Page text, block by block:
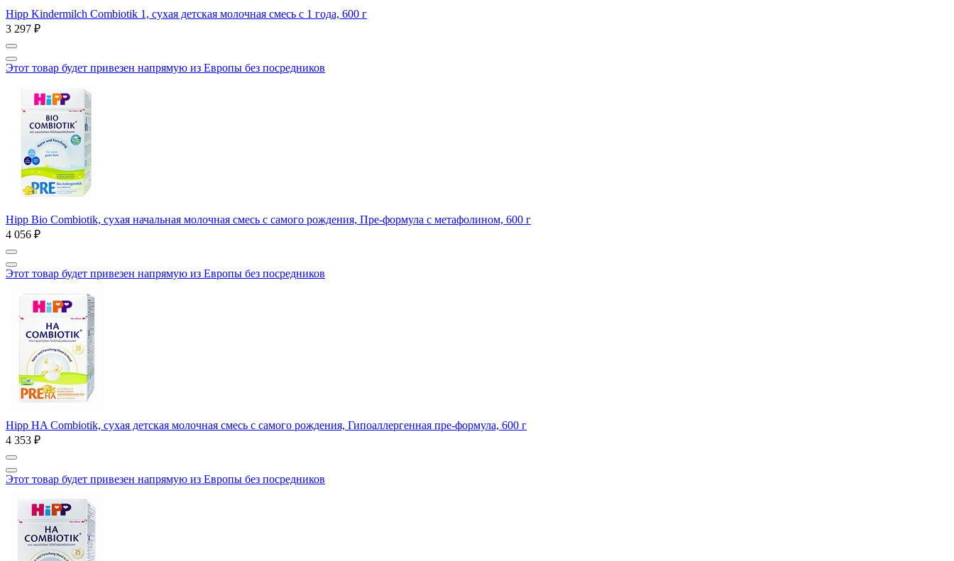
Hipp Kindermilch Combiotik 1, сухая детская молочная смесь с 1 года, 600 г
3 297 ₽
Этот товар будет привезен напрямую из Европы без посредников
Hipp Bio Combiotik, сухая начальная молочная смесь с самого рождения, Пре-формула с метафолином, 600 г
4 056 ₽
Этот товар будет привезен напрямую из Европы без посредников
Hipp HA Combiotik, сухая детская молочная смесь с самого рождения, Гипоаллергенная пре-формула, 600 г
4 353 ₽
Этот товар будет привезен напрямую из Европы без посредников